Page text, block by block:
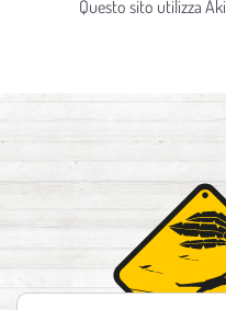
Questo sito utilizza